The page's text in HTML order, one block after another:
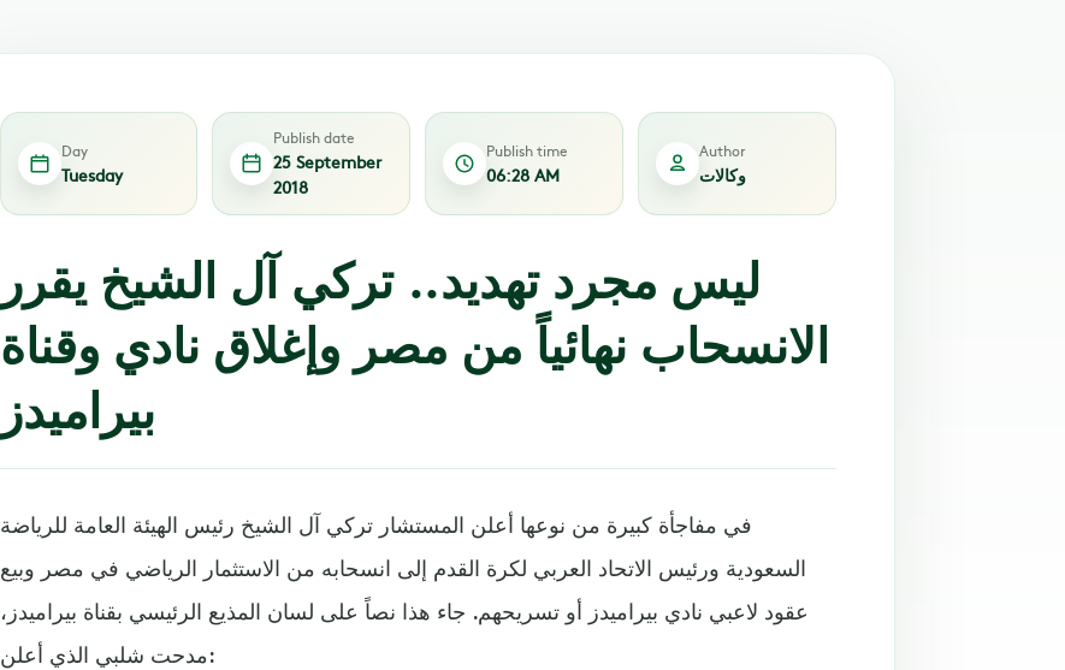
Day
Tuesday
Publish date
25 September
2018
Publish time
06:28 AM
Author
وكالات
ليس مجرد تهديد.. تركي آل الشيخ يقرر
الانسحاب نهائياً من مصر وإغلاق نادي وقناة
بيراميدز
في مفاجأة كبيرة من نوعها أعلن المستشار تركي آل الشيخ رئيس الهيئة العامة للرياضة
السعودية ورئيس الاتحاد العربي لكرة القدم إلى انسحابه من الاستثمار الرياضي في مصر وبيع
عقود لاعبي نادي بيراميدز أو تسريحهم. جاء هذا نصاً على لسان المذيع الرئيسي بقناة بيراميدز،
مدحت شلبي الذي أعلن: